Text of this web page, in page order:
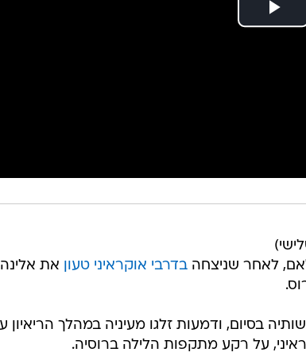
לאחר שניצחה בדרבי אוקראיני טעון את אלינה
את רגשותיה בסיום, ודמעות זלגו מעיניה במהלך הריאיון
על רקע מתקפות הלילה ברוסיה.